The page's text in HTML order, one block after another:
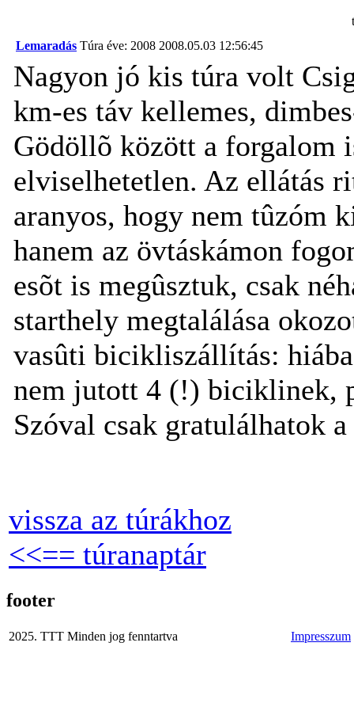
Lemaradás Túra éve: 2008 2008.05.03 12:56:45
Nagyon jó kis túra volt
km-es táv kellemes,
Gödöllõ között a forgalom
elviselhetetlen. Az ellátás
aranyos, hogy nem tûzóm
hanem az övtáskámon
esõt is megûsztuk, csak
starthely megtalálása
vasûti bicikliszállítás:
nem jutott 4 (!) biciklinek,
Szóval csak gratulálhatok
vissza az túrákhoz
<<== túranaptár
footer
2025. TTT Minden jog fenntartva Impresszum